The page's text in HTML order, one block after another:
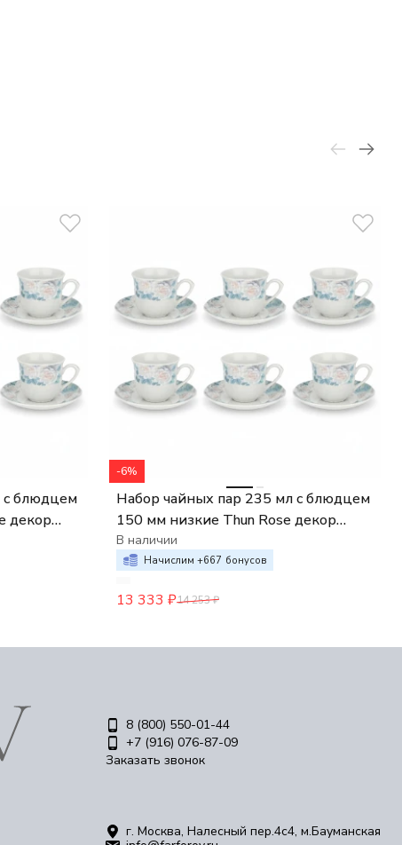
с блюдцем
декор
-6%
Набор чайных пар 235 мл с блюдцем
150 мм низкие Thun Rose декор
Голубая роза
В наличии
Начислим +667 бонусов
13 333 ₽14 253₽
8 (800) 550-01-44
+7 (916) 076-87-09
Заказать звонок
г. Москва, Налесный пер.4c4, м.Бауманская